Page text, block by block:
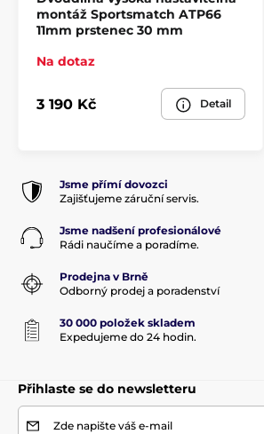
montáž Sportsmatch ATP66
11mm prstenec 30 mm
Na dotaz
3 190 Kč Detail
Jsme přímí dovozci
Zajišťujeme záruční servis.
Jsme nadšení profesionálové
Rádi naučíme a poradíme.
Prodejna v Brně
Odborný prodej a poradenství
30 000 položek skladem
Expedujeme do 24 hodin.
Přihlaste se do newsletteru
Zde napište váš e-mail